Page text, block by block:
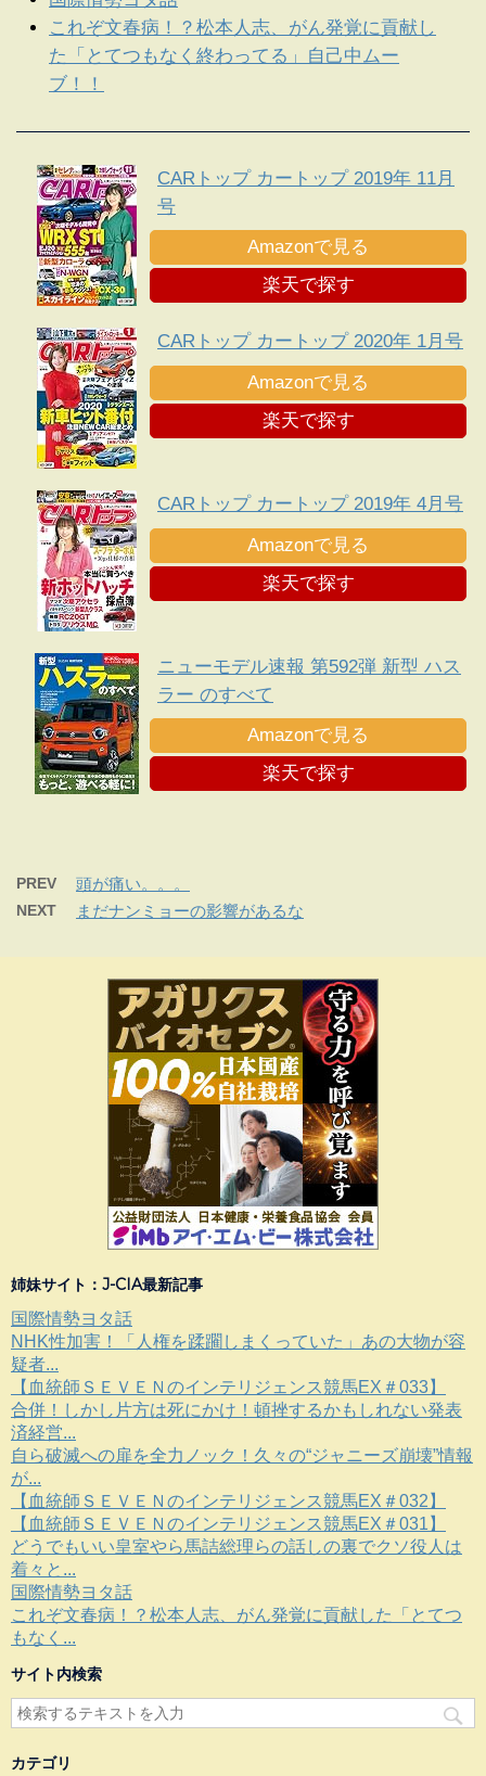
これぞ文春病！？松本人志、がん発覚に貢献し
た「とてつもなく終わってる」自己中ムー
ブ！！
CARトップ カートップ 2019年 11月
号
Amazonで見る
楽天で探す
CARトップ カートップ 2020年 1月号
Amazonで見る
楽天で探す
CARトップ カートップ 2019年 4月号
Amazonで見る
楽天で探す
ニューモデル速報 第592弾 新型 ハス
ラー のすべて
Amazonで見る
楽天で探す
PREV 頭が痛い。。。
NEXT まだナンミョーの影響があるな
姉妹サイト：J-CIA最新記事
国際情勢ヨタ話
NHK性加害！「人権を蹂躙しまくっていた」あの大物が容
疑者...
【血統師ＳＥＶＥＮのインテリジェンス競馬EX＃033】
合併！しかし片方は死にかけ！頓挫するかもしれない発表
済経営...
自ら破滅への扉を全力ノック！久々の“ジャニーズ崩壊”情報
が...
【血統師ＳＥＶＥＮのインテリジェンス競馬EX＃032】
【血統師ＳＥＶＥＮのインテリジェンス競馬EX＃031】
どうでもいい皇室やら馬詰総理らの話しの裏でクソ役人は
着々と...
国際情勢ヨタ話
これぞ文春病！？松本人志、がん発覚に貢献した「とてつ
もなく...
サイト内検索
カテゴリ